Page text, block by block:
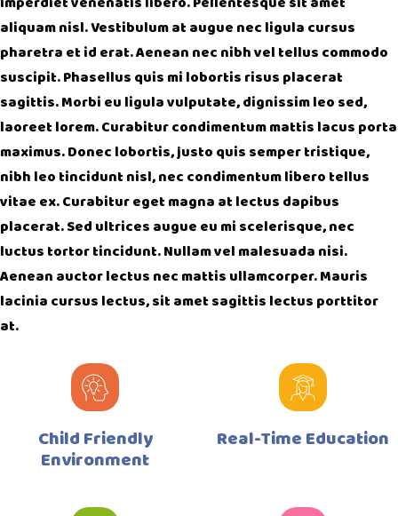
aliquam nisl. Vestibulum at augue nec ligula cursus
pharetra et id erat. Aenean nec nibh vel tellus commodo
suscipit. Phasellus quis mi lobortis risus placerat
sagittis. Morbi eu ligula vulputate, dignissim leo sed,
laoreet lorem. Curabitur condimentum mattis lacus porta
maximus. Donec lobortis, justo quis semper tristique,
nibh leo tincidunt nisl, nec condimentum libero tellus
vitae ex. Curabitur eget magna at lectus dapibus
placerat. Sed ultrices augue eu mi scelerisque, nec
luctus tortor tincidunt. Nullam vel malesuada nisi.
Aenean auctor lectus nec mattis ullamcorper. Mauris
lacinia cursus lectus, sit amet sagittis lectus porttitor
at.
Child Friendly
Environment
Real-Time Education